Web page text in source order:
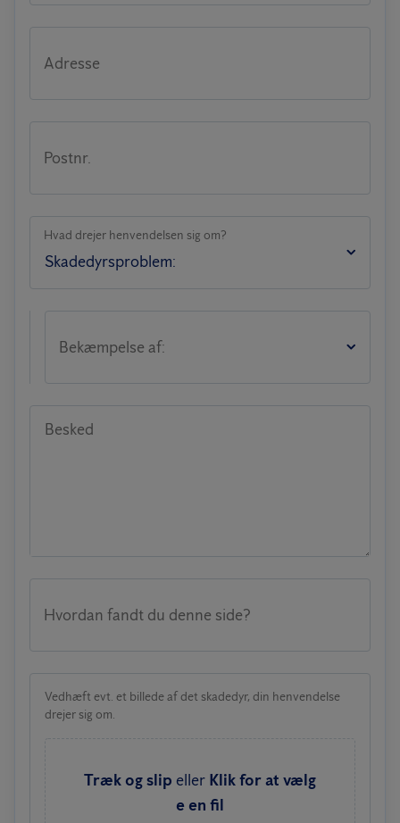
Adresse
Postnr.
Hvad drejer henvendelsen sig om?
Bekæmpelse af:
Besked
Hvordan fandt du denne side?
Vedhæft evt. et billede af det skadedyr, din henvendelse
drejer sig om.
Træk og slip eller Klik for at vælg
e en fil